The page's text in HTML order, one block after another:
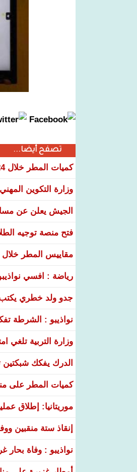
تصفح أيضا...
كميات المطر خلال 24 ساعة الماضية على مناطق عدة من البلاد
وزارة التكوين
الجيش يعلن عن
فتح منصة توجيه
مقاييس المطر خلال 24 ساعة الماضية على عشر ولايات
رياضة : افسي
جدو ولد خطري
نواذيبو : الشرطة
وزارة التربية تلغي
الدرك يفكك
كميات المطر على
موريتانيا: إطلاق
إنقاذ ستة منقبين
نواذيبو : وفاة بحار